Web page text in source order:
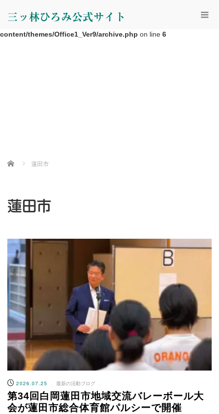
三ッ林ひろみ公式サイト
Warning : Undefined property: WP_Error::$cat_ID in
/home/r3986022/public_html/h-mitsubayashi.com/wp-
content/themes/Office1_Ver9/archive.php on line 6
Home 蓮田市
蓮田市
2026.07.25 最新の活動ブログ
第34回白岡蓮田市地域交流バレーボール大
会が蓮田市総合体育館パルシーで開催